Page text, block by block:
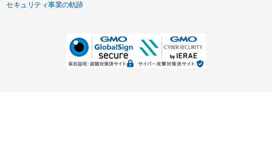
セキュリティ事業の軌跡